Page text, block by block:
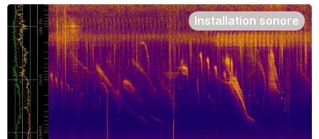
Installation sonore